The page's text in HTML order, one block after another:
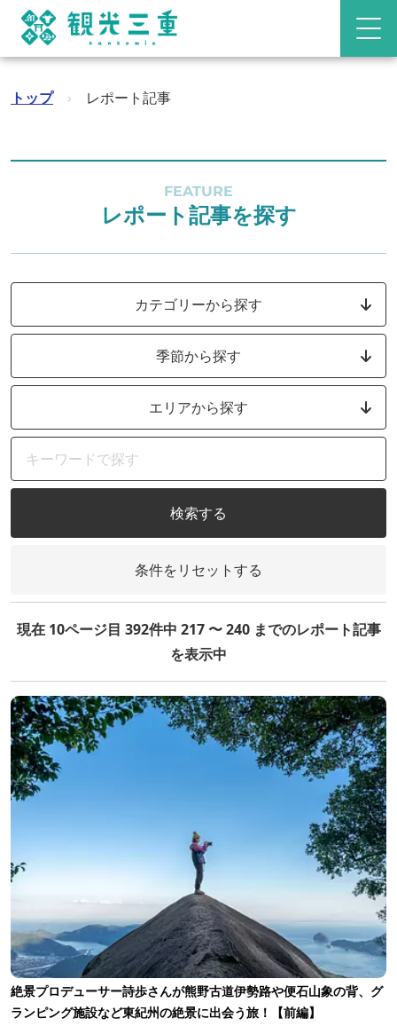
トップ › レポート記事
FEATURE
レポート記事を探す
カテゴリーから探す
季節から探す
エリアから探す
検索する
条件をリセットする
現在 10ページ目 392件中 217 〜 240 までのレポート記事
を表示中
絶景プロデューサー詩歩さんが熊野古道伊勢路や便石山象の背、グ
ランピング施設など東紀州の絶景に出会う旅！【前編】